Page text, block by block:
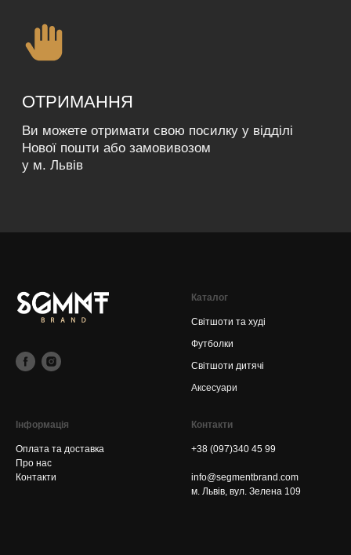
Каталог
Світшоти та худі
Футболки
Світшоти дитячі
Аксесуари
Інформація
Оплата та доставка
Про нас
Контакти
Контакти
+38 (097)340 45 99
info@segmentbrand.com
м. Львів, вул. Зелена 109